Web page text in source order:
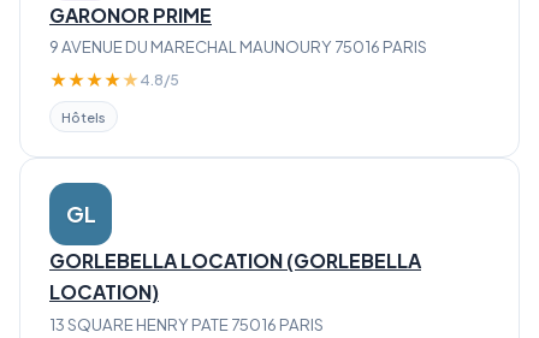
GARONOR PRIME
9 AVENUE DU MARECHAL MAUNOURY 75016 PARIS
★★★★★ 4.8/5
Hôtels
GL
GORLEBELLA LOCATION (GORLEBELLA
LOCATION)
13 SQUARE HENRY PATE 75016 PARIS